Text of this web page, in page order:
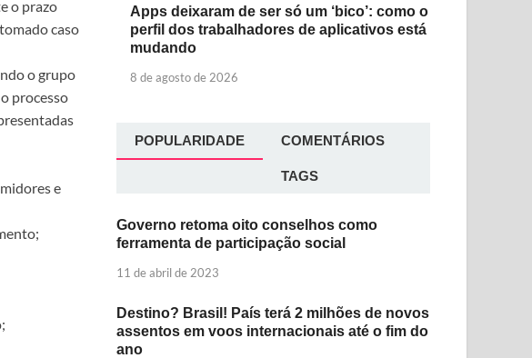
o prazo
caso
o grupo
processo
e
Apps deixaram de ser só um ‘bico’: como o
perfil dos trabalhadores de aplicativos está
mudando
8 de agosto de 2026
POPULARIDADE COMENTÁRIOS
TAGS
Governo retoma oito conselhos como
ferramenta de participação social
11 de abril de 2023
Destino? Brasil! País terá 2 milhões de novos
assentos em voos internacionais até o fim do
ano